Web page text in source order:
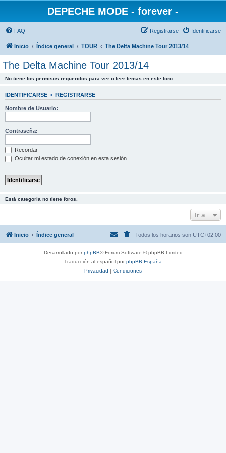
DEPECHE MODE - forever -
FAQ Identificarse
Registrarse
Inicio Índice general TOUR The Delta Machine Tour 2013/14
The Delta Machine Tour 2013/14
No tiene los permisos requeridos para ver o leer temas en este foro.
IDENTIFICARSE • REGISTRARSE
Nombre de Usuario:
Contraseña:
Recordar
Ocultar mi estado de conexión en esta sesión
Está categoría no tiene foros.
Ir a
Inicio Índice general Todos los horarios son UTC+02:00
Desarrollado porphpBB® Forum Software © phpBB Limited
Traducción al español porphpBB España
Privacidad | Condiciones